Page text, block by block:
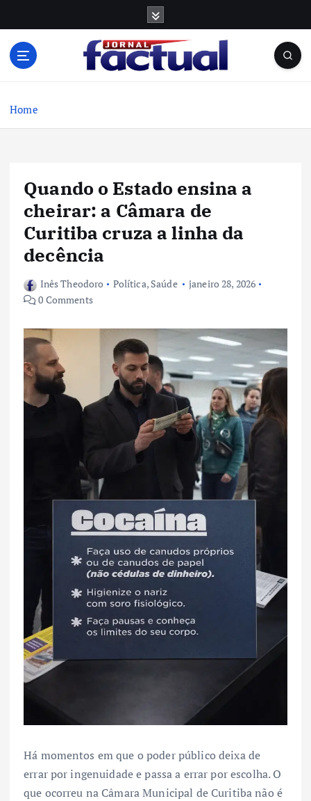
Home
Quando o Estado ensina a
cheirar: a Câmara de
Curitiba cruza a linha da
decência
Inês Theodoro Política, Saúde
janeiro 28, 2026
0 Comments
Há momentos em que o poder público deixa de
errar por ingenuidade e passa a errar por escolha. O
que ocorreu na Câmara Municipal de Curitiba não é